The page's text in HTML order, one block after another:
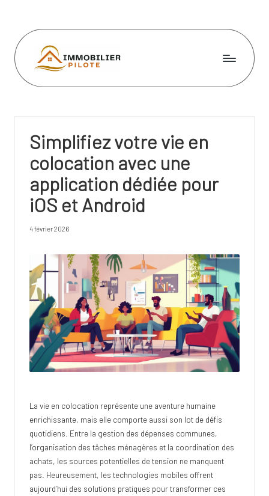
content
I
o
bi
li
e
r
pi
lo
te
Simplifiez votre vie en
colocation avec une
application dédiée pour
iOS et Android
4 février 2026
La vie en colocation représente une aventure humaine
enrichissante, mais elle comporte aussi son lot de défis
quotidiens. Entre la gestion des dépenses communes,
l’organisation des tâches ménagères et la coordination des
achats, les sources potentielles de tension ne manquent
pas. Heureusement, les technologies mobiles offrent
aujourd’hui des solutions pratiques pour transformer ces